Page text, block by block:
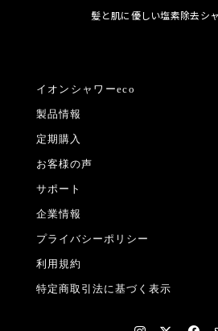
髪と肌に優しい塩素除去シ
イオンシャワーeco
製品情報
定期購入
お客様の声
サポート
企業情報
プライバシーポリシー
利用規約
特定商取引法に基づく表示